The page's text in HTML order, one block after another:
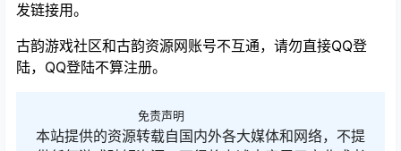
发链接用。
古韵游戏社区和古韵资源网账号不互通，请勿直接QQ登
陆，QQ登陆不算注册。
免责声明
本站提供的资源转载自国内外各大媒体和网络，不提